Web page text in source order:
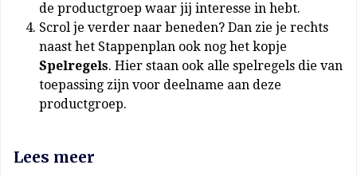
de productgroep waar jij interesse in hebt.
Scrol je verder naar beneden? Dan zie je rechts
naast het Stappenplan ook nog het kopje
Spelregels. Hier staan ook alle spelregels die van
toepassing zijn voor deelname aan deze
productgroep.
Lees meer